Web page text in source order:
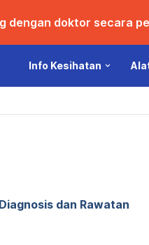
dengan doktor secara
Info Kesihatan
Diagnosis dan Rawatan